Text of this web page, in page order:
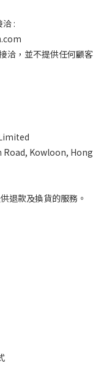
:
洽，並不提供任何顧客
Road, Kowloon, Hong
退款及換貨的服務。